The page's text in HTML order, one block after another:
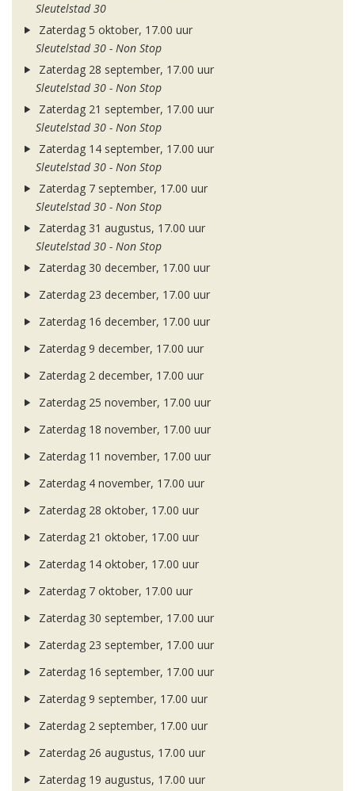
Sleutelstad 30
Zaterdag 5 oktober, 17.00 uur
Sleutelstad 30 - Non Stop
Zaterdag 28 september, 17.00 uur
Sleutelstad 30 - Non Stop
Zaterdag 21 september, 17.00 uur
Sleutelstad 30 - Non Stop
Zaterdag 14 september, 17.00 uur
Sleutelstad 30 - Non Stop
Zaterdag 7 september, 17.00 uur
Sleutelstad 30 - Non Stop
Zaterdag 31 augustus, 17.00 uur
Sleutelstad 30 - Non Stop
Zaterdag 30 december, 17.00 uur
Zaterdag 23 december, 17.00 uur
Zaterdag 16 december, 17.00 uur
Zaterdag 9 december, 17.00 uur
Zaterdag 2 december, 17.00 uur
Zaterdag 25 november, 17.00 uur
Zaterdag 18 november, 17.00 uur
Zaterdag 11 november, 17.00 uur
Zaterdag 4 november, 17.00 uur
Zaterdag 28 oktober, 17.00 uur
Zaterdag 21 oktober, 17.00 uur
Zaterdag 14 oktober, 17.00 uur
Zaterdag 7 oktober, 17.00 uur
Zaterdag 30 september, 17.00 uur
Zaterdag 23 september, 17.00 uur
Zaterdag 16 september, 17.00 uur
Zaterdag 9 september, 17.00 uur
Zaterdag 2 september, 17.00 uur
Zaterdag 26 augustus, 17.00 uur
Zaterdag 19 augustus, 17.00 uur